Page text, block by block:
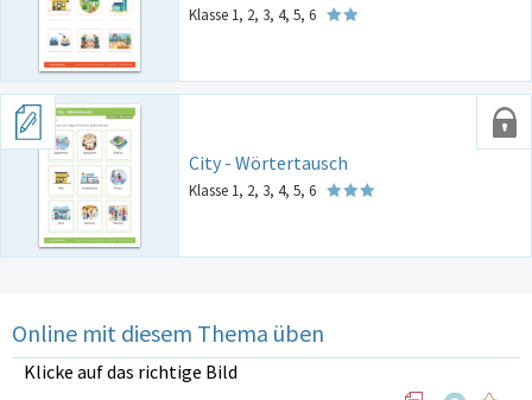
Klasse 1, 2, 3, 4, 5, 6
City - Wörtertausch
Klasse 1, 2, 3, 4, 5, 6
Online mit diesem Thema üben
Klicke auf das richtige Bild